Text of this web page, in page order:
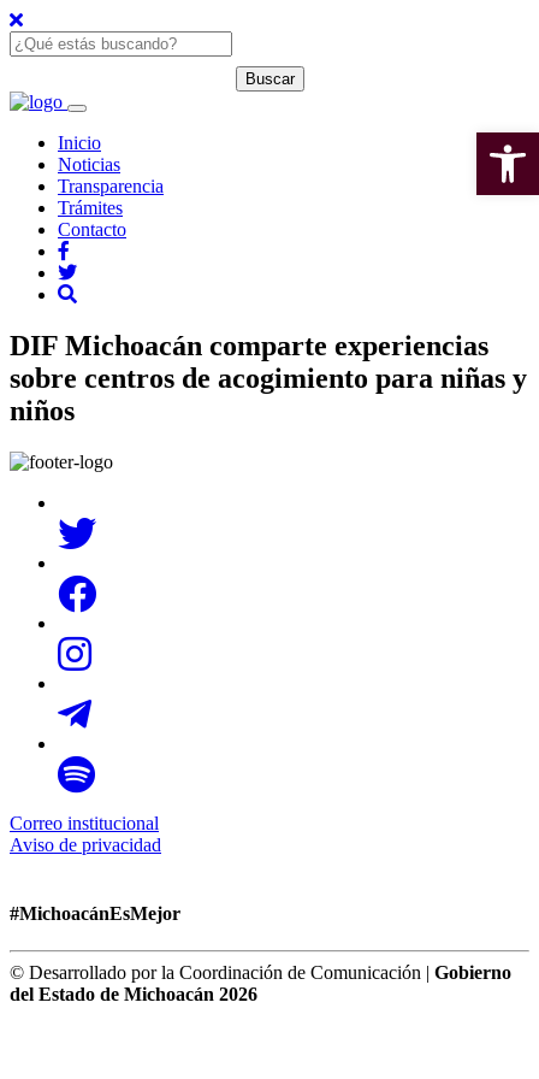
Inicio
Noticias
Transparencia
Trámites
Contacto
DIF Michoacán comparte experiencias
sobre centros de acogimiento para niñas y
niños
Correo institucional
Aviso de privacidad
#MichoacánEsMejor
© Desarrollado por la Coordinación de Comunicación | Gobierno
del Estado de Michoacán 2026